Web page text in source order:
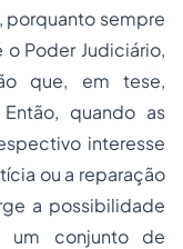
sempre
o Poder Judiciário,
que, em tese,
quando as
interesse
ou a reparação
a possibilidade
um conjunto de